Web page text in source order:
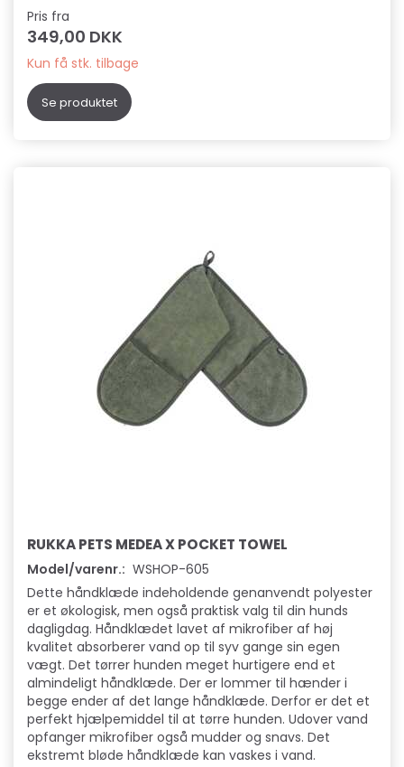
Pris fra
349,00 DKK
Kun få stk. tilbage
Se produktet
RUKKA PETS MEDEA X POCKET TOWEL
Model/varenr.: WSHOP-605
Dette håndklæde indeholdende genanvendt polyester
er et økologisk, men også praktisk valg til din hunds
dagligdag. Håndklædet lavet af mikrofiber af høj
kvalitet absorberer vand op til syv gange sin egen
vægt. Det tørrer hunden meget hurtigere end et
almindeligt håndklæde. Der er lommer til hænder i
begge ender af det lange håndklæde. Derfor er det et
perfekt hjælpemiddel til at tørre hunden. Udover vand
opfanger mikrofiber også mudder og snavs. Det
ekstremt bløde håndklæde kan vaskes i vand.